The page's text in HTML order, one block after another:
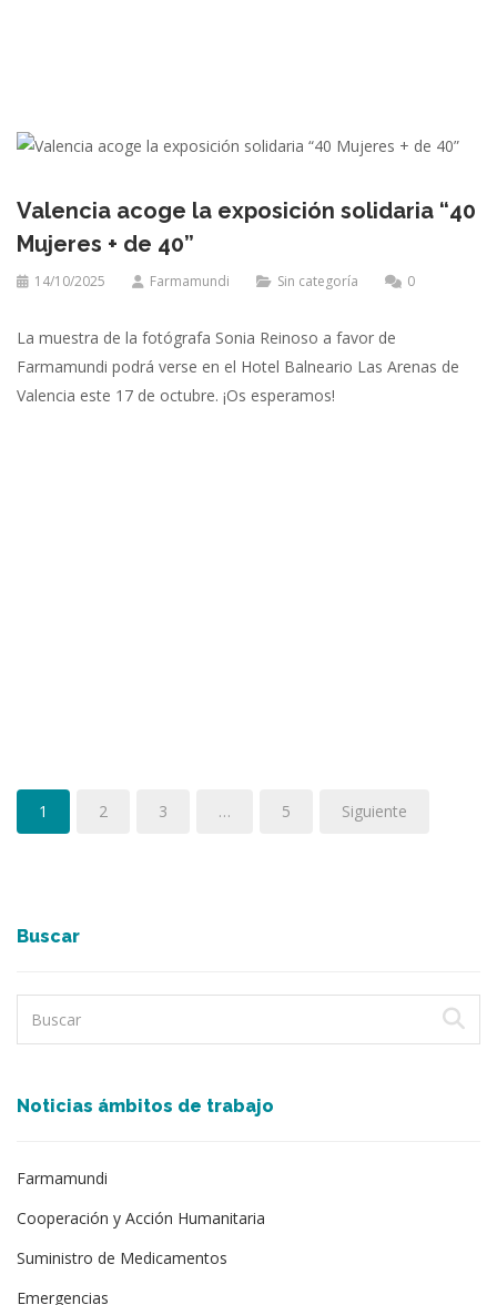
Valencia acoge la exposición solidaria “40
Mujeres + de 40”
14/10/2025 Farmamundi Sin categoría 0
La muestra de la fotógrafa Sonia Reinoso a favor de
Farmamundi podrá verse en el Hotel Balneario Las Arenas de
Valencia este 17 de octubre. ¡Os esperamos!
1 2 3 … 5 Siguiente
Buscar
Noticias ámbitos de trabajo
Farmamundi
Cooperación y Acción Humanitaria
Suministro de Medicamentos
Emergencias